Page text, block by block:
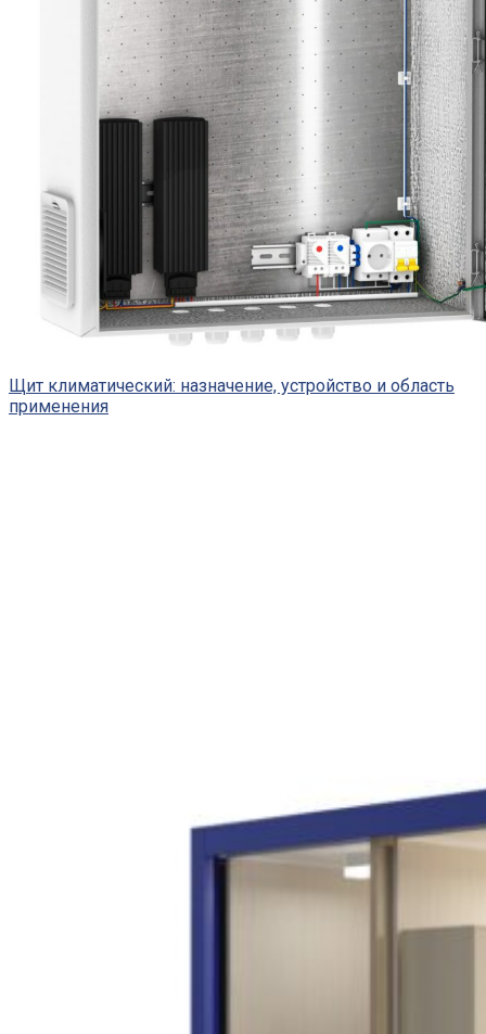
Щит климатический: назначение, устройство и область
применения